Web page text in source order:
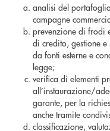
analisi del
campagne
prevenzione di frodi
di credito, gestione e
da fonti esterne e
legge;
verifica di elementi
all’instaurazione/
garante, per la
anche tramite
classificazione,